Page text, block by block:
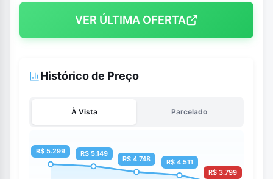
VER ÚLTIMA OFERTA
Histórico de Preço
À Vista Parcelado